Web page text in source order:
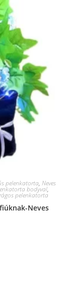
pelenkatorta, Neves
bodyval,
pelenkatorta
Neves